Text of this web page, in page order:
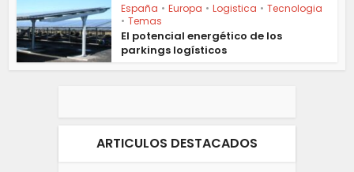
España • Europa • Logistica • Tecnologia
• Temas
El potencial energético de los
parkings logísticos
ARTICULOS DESTACADOS